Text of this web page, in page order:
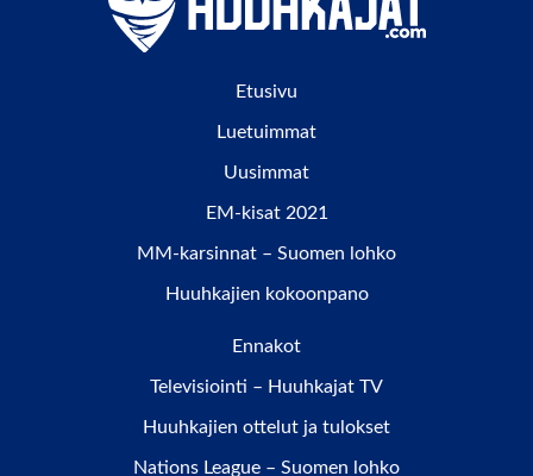
Etusivu
Luetuimmat
Uusimmat
EM-kisat 2021
MM-karsinnat – Suomen lohko
Huuhkajien kokoonpano
Ennakot
Televisiointi – Huuhkajat TV
Huuhkajien ottelut ja tulokset
Nations League – Suomen lohko